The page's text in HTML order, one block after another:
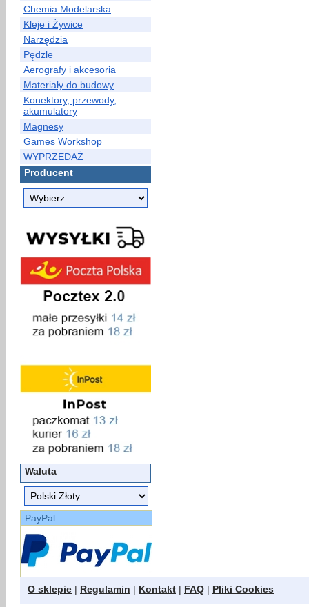
Chemia Modelarska
Kleje i Żywice
Narzędzia
Pędzle
Aerografy i akcesoria
Materiały do budowy
Konektory, przewody,
akumulatory
Magnesy
Games Workshop
WYPRZEDAŻ
Producent
Waluta
PayPal
O sklepie | Regulamin | Kontakt | FAQ | Pliki Cookies